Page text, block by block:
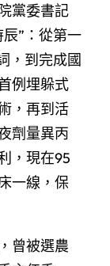
黨委書記
”：從第一
，到完成國
例埋躲式
，再到活
劑量異丙
，現在95
一線，保
曾被選農